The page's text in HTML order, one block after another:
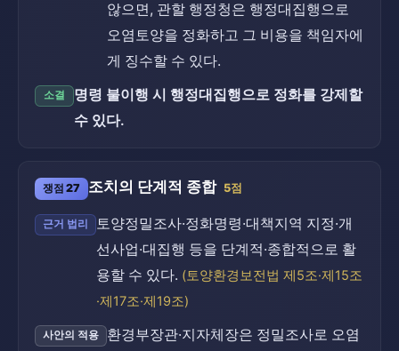
않으면, 관할 행정청은 행정대집행으로
오염토양을 정화하고 그 비용을 책임자에
게 징수할 수 있다.
소결
명령 불이행 시 행정대집행으로 정화를 강제할
수 있다.
쟁점 27 조치의 단계적 종합 5점
근거 법리
토양정밀조사·정화명령·대책지역 지정·개
선사업·대집행 등을 단계적·종합적으로 활
용할 수 있다. (토양환경보전법 제5조·제15조
·제17조·제19조)
사안의 적용
환경부장관·지자체장은 정밀조사로 오염